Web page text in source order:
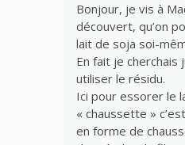
Bonjour, je vis à
découvert, qu’on
lait de soja soi-
En fait je
utiliser le résidu.
Ici pour essorer le
« chaussette »
en forme de